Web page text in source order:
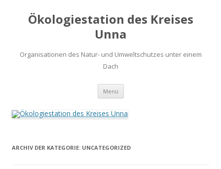
Ökologiestation des Kreises
Unna
Organisationen des Natur- und Umweltschutzes unter einem
Dach
Menü Zum
springen
ARCHIV DER KATEGORIE: UNCATEGORIZED